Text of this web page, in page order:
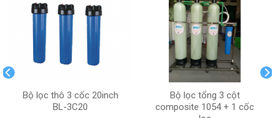
Bộ lọc thô 3 cốc 20inch
BL-3C20
Bộ lọc tổng 3 cột
composite 1054 + 1 cốc